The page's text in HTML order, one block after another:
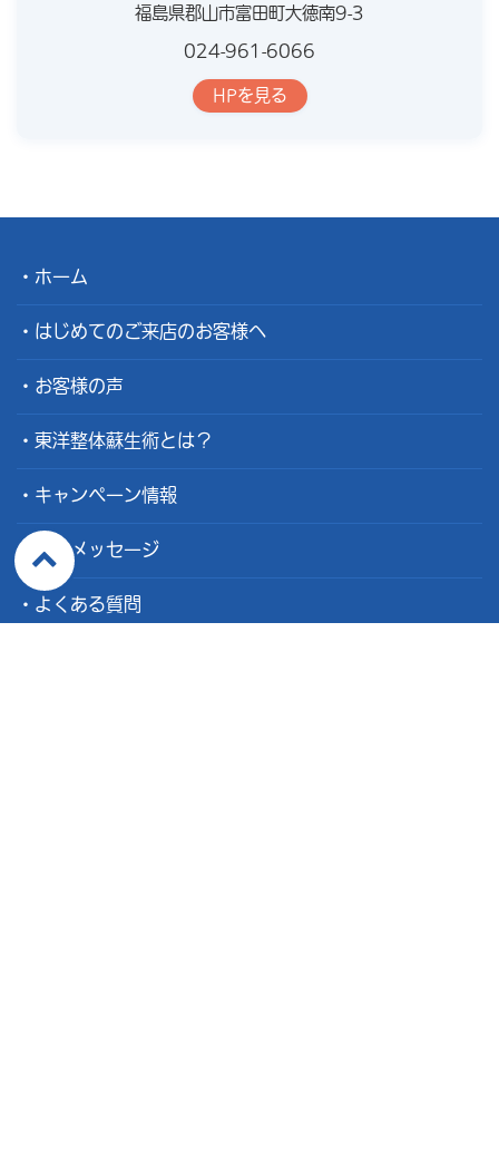
福島県郡山市富田町大徳南9-3
024-961-6066
HPを見る
ホーム
はじめてのご来店のお客様へ
お客様の声
東洋整体蘇生術とは？
キャンペーン情報
院長メッセージ
よくある質問